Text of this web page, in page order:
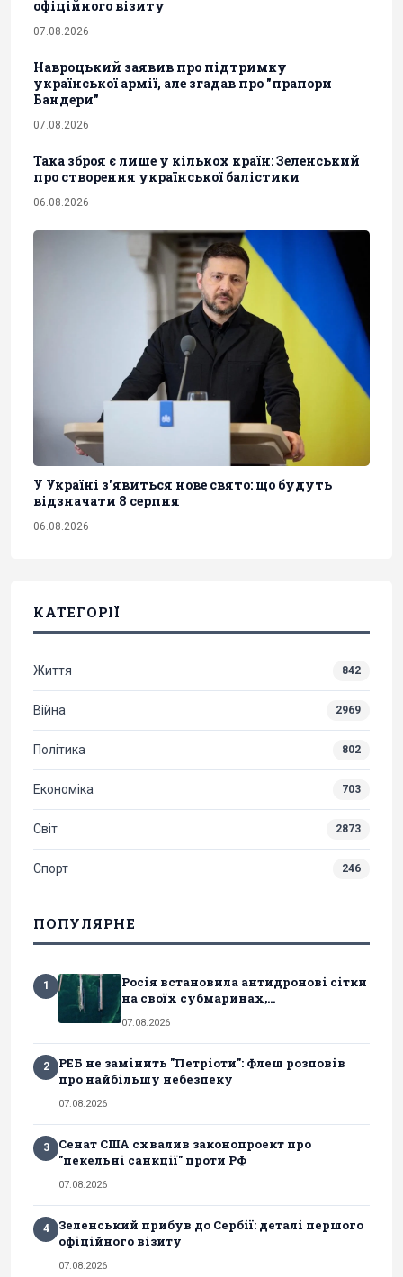
офіційного візиту
07.08.2026
Навроцький заявив про підтримку
української армії, але згадав про "прапори
Бандери"
07.08.2026
Така зброя є лише у кількох країн: Зеленський
про створення української балістики
06.08.2026
У Україні з'явиться нове свято: що будуть
відзначати 8 серпня
06.08.2026
КАТЕГОРІЇ
Життя 842
Війна 2969
Політика 802
Економіка 703
Світ 2873
Спорт 246
ПОПУЛЯРНЕ
1
Росія встановила антидронові сітки
на своїх субмаринах,...
07.08.2026
2
РЕБ не замінить "Петріоти": Флеш розповів
про найбільшу небезпеку
07.08.2026
3
Сенат США схвалив законопроект про
"пекельні санкції" проти РФ
07.08.2026
4
Зеленський прибув до Сербії: деталі першого
офіційного візиту
07.08.2026